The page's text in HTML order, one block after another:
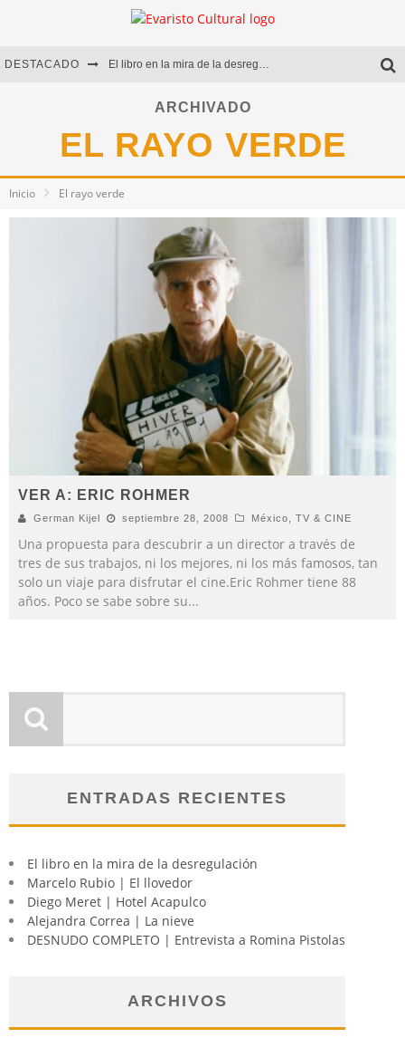
DESTACADO El libro en la mira de la desregulación
Marcelo Rubio | El llovedor
Diego Meret | Hotel Acapulco
Alejandra Correa | La nieve
ARCHIVADO
EL RAYO VERDE
Inicio El rayo verde
VER A: ERIC ROHMER
German Kijel septiembre 28, 2008 México TV & CINE
Una propuesta para descubrir a un director a través de
tres de sus trabajos, ni los mejores, ni los más famosos, tan
solo un viaje para disfrutar el cine.Eric Rohmer tiene 88
años. Poco se sabe sobre su...
ENTRADAS RECIENTES
El libro en la mira de la desregulación
Marcelo Rubio | El llovedor
Diego Meret | Hotel Acapulco
Alejandra Correa | La nieve
DESNUDO COMPLETO | Entrevista a Romina Pistolas
ARCHIVOS